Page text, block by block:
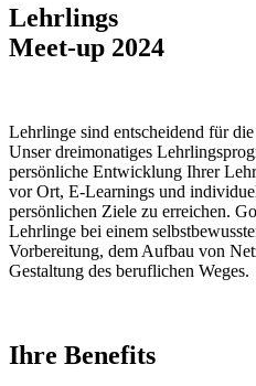
Lehrlings
Meet-up 2024
Lehrlinge sind entscheidend für
Unser dreimonatiges
persönliche Entwicklung Ihrer
vor Ort, E-Learnings und
persönlichen Ziele zu erreichen.
Lehrlinge bei einem
Vorbereitung, dem Aufbau von
Gestaltung des beruflichen Weges.
Ihre Benefits